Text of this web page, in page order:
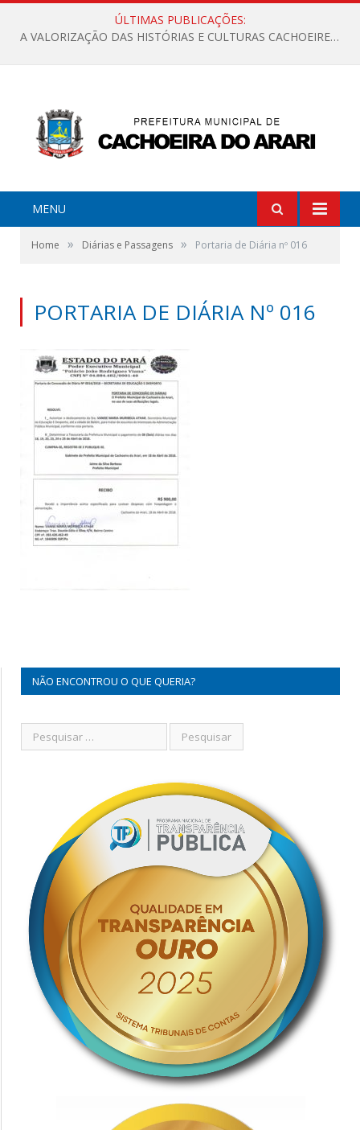
ÚLTIMAS PUBLICAÇÕES:
A VALORIZAÇÃO DAS HISTÓRIAS E CULTURAS CACHOEIRENSES
MENU
Home » Diárias e Passagens » Portaria de Diária nº 016
PORTARIA DE DIÁRIA Nº 016
NÃO ENCONTROU O QUE QUERIA?